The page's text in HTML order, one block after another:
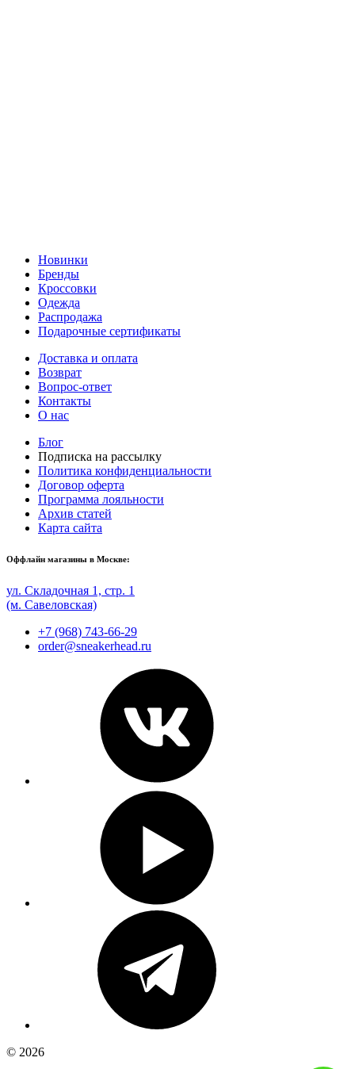
Новинки
Бренды
Кроссовки
Одежда
Распродажа
Подарочные сертификаты
Доставка и оплата
Возврат
Вопрос-ответ
Контакты
О нас
Блог
Подписка на рассылку
Политика конфиденциальности
Договор оферта
Программа лояльности
Архив статей
Карта сайта
Оффлайн магазины в Москве:
ул. Складочная 1, стр. 1
(м. Савеловская)
+7 (968) 743-66-29
order@sneakerhead.ru
© 2026